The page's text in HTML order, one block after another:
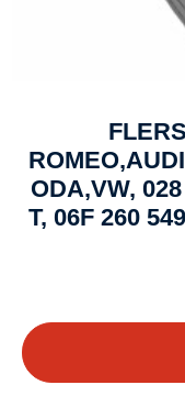
ODA,VW,
T, 06F 260